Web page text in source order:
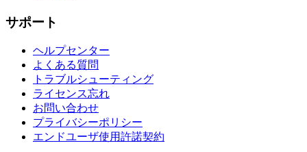
サポート
ヘルプセンター
よくある質問
トラブルシューティング
ライセンス忘れ
お問い合わせ
プライバシーポリシー
エンドユーザ使用許諾契約